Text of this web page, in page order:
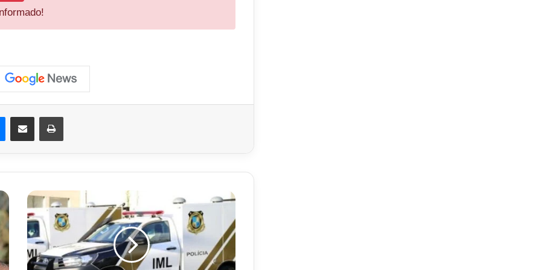
Messenger
Compartilhar via e-mail Imprimir
Idoso
Morre
Após
Ser
Atropelado
por